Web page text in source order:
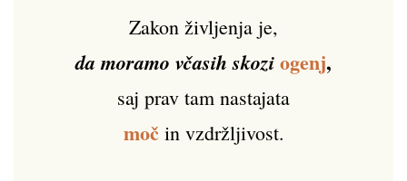
Zakon življenja je,
da moramo včasih skoziogenj,
saj prav tam nastajata
močin vzdržljivost.